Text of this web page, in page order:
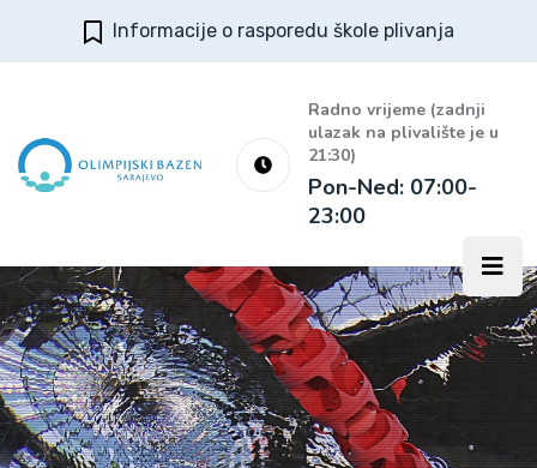
Informacije o rasporedu škole plivanja
Radno vrijeme (zadnji
ulazak na plivalište je u
21:30)
Pon-Ned: 07:00-
23:00